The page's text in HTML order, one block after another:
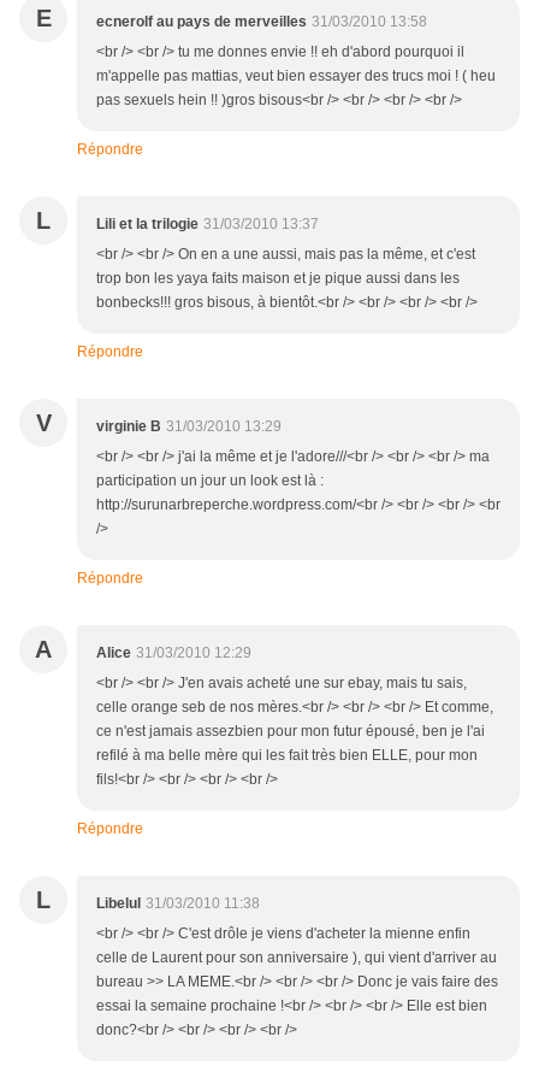
E ecnerolf au pays de merveilles 31/03/2010 13:58
<br /> <br /> tu me donnes envie !! eh d'abord pourquoi il
m'appelle pas mattias, veut bien essayer des trucs moi ! ( heu
pas sexuels hein !! )gros bisous<br /> <br /> <br /> <br />
Répondre
L Lili et la trilogie 31/03/2010 13:37
<br /> <br /> On en a une aussi, mais pas la même, et c'est
trop bon les yaya faits maison et je pique aussi dans les
bonbecks!!! gros bisous, à bientôt.<br /> <br /> <br /> <br />
Répondre
V virginie B 31/03/2010 13:29
<br /> <br /> j'ai la même et je l'adore///<br /> <br /> <br /> ma
participation un jour un look est là :
http://surunarbreperche.wordpress.com/<br /> <br /> <br /> <br
/>
Répondre
A Alice 31/03/2010 12:29
<br /> <br /> J'en avais acheté une sur ebay, mais tu sais,
celle orange seb de nos mères.<br /> <br /> <br /> Et comme,
ce n'est jamais assezbien pour mon futur épousé, ben je l'ai
refilé à ma belle mère qui les fait très bien ELLE, pour mon
fils!<br /> <br /> <br /> <br />
Répondre
L Libelul 31/03/2010 11:38
<br /> <br /> C'est drôle je viens d'acheter la mienne enfin
celle de Laurent pour son anniversaire ), qui vient d'arriver au
bureau >> LA MEME.<br /> <br /> <br /> Donc je vais faire des
essai la semaine prochaine !<br /> <br /> <br /> Elle est bien
donc?<br /> <br /> <br /> <br />